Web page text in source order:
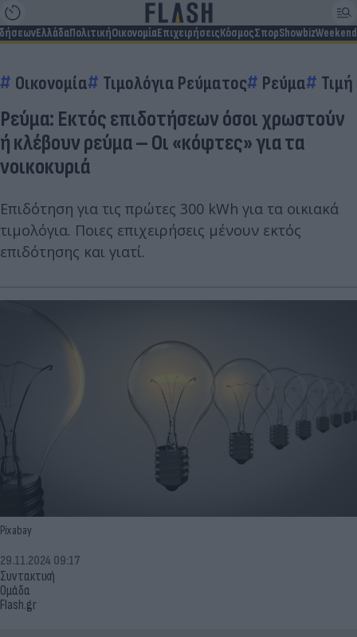
ΕλλάδαΠολιτικήΟικονομίαΕπιχειρήσειςΚόσμοςΣπορShowbizWeekend
Οικονομία Τιμολόγια Ρεύματος Ρεύμα
Ρεύμα: Εκτός επιδοτήσεων όσοι χρωστούν
ή κλέβουν ρεύμα – Οι «κόφτες» για τα
νοικοκυριά
Επιδότηση για τις πρώτες 300 kWh για τα οικιακά
τιμολόγια. Ποιες επιχειρήσεις μένουν εκτός
επιδότησης και γιατί.
Pixabay
Συντακτική
Ομάδα
Flash.gr
29.11.2024 09:17